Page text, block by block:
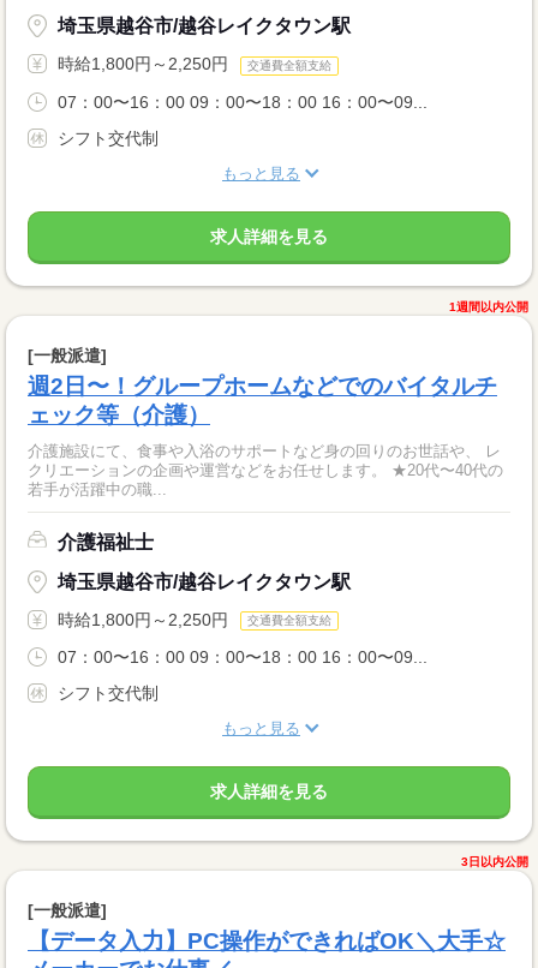
埼玉県越谷市/越谷レイクタウン駅
時給1,800円～2,250円 交通費全額支給
07：00〜16：00 09：00〜18：00 16：00〜09...
シフト交代制
もっと見る
求人詳細を見る
1週間以内公開
[一般派遣]
週2日〜！グループホームなどでのバイタルチ
ェック等（介護）
介護施設にて、食事や入浴のサポートなど身の回りのお世話や、 レ
クリエーションの企画や運営などをお任せします。 ★20代〜40代の
若手が活躍中の職...
介護福祉士
埼玉県越谷市/越谷レイクタウン駅
時給1,800円～2,250円 交通費全額支給
07：00〜16：00 09：00〜18：00 16：00〜09...
シフト交代制
もっと見る
求人詳細を見る
3日以内公開
[一般派遣]
【データ入力】PC操作ができればOK＼大手☆